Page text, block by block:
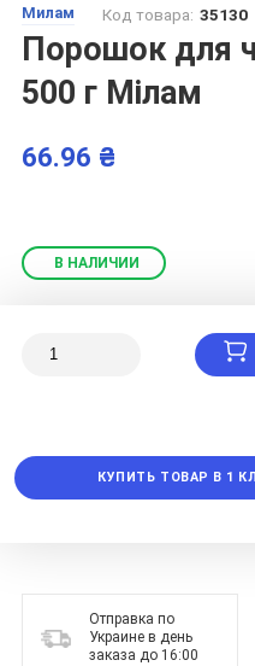
Милам Код товара: 35130
Порошок для
500 г Мілам
66.96 ₴
В НАЛИЧИИ
КУПИТЬ ТОВАР В 1
Отправка по
Украине в день
заказа до 16:00